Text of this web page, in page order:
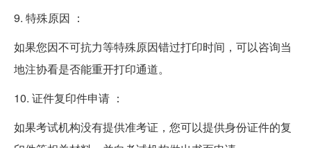
9. 特殊原因 ：
如果您因不可抗力等特殊原因错过打印时间，可以咨询当
地注协看是否能重开打印通道。
10. 证件复印件申请 ：
如果考试机构没有提供准考证，您可以提供身份证件的复